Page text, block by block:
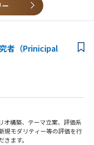
有している。
び試験フェーズにまたがる経
ために、透明性がありタイム
ョンを推進し、継続的なプ
ネス行動規範およびリーダー
性に対しても問題なく対応
、タイムリーかつ質の高い
事者意識（オーナーシップ）
者（Prinicipal
オ構築、テーマ立案、評価系
規モダリティー等の評価を行
ます。